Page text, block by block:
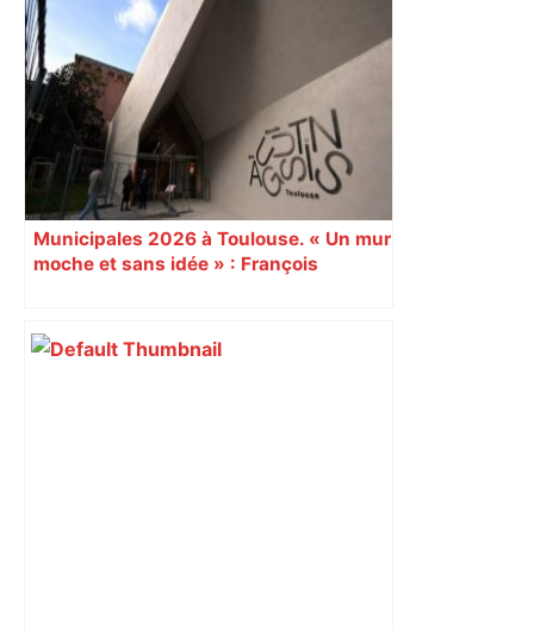
Municipales 2026 à Toulouse. « Un mur
moche et sans idée » : François
Augustins